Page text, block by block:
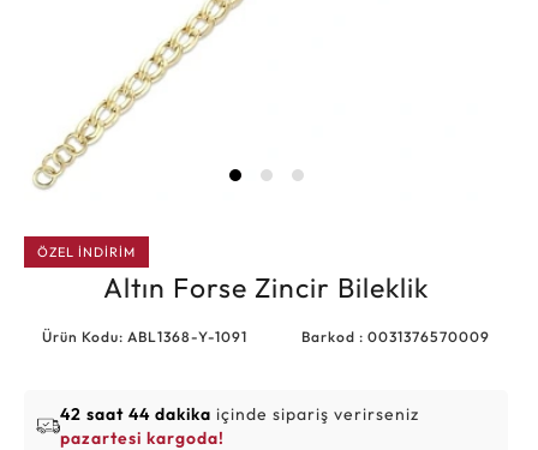
ÖZEL İNDİRİM
Altın Forse Zincir Bileklik
Ürün Kodu: ABL1368-Y-1091 Barkod : 0031376570009
42 saat 44 dakika içinde sipariş verirseniz
pazartesi kargoda!